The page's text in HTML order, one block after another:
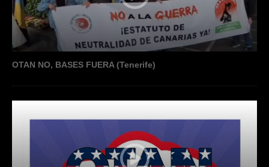
OTAN NO, BASES FUERA (Tenerife)